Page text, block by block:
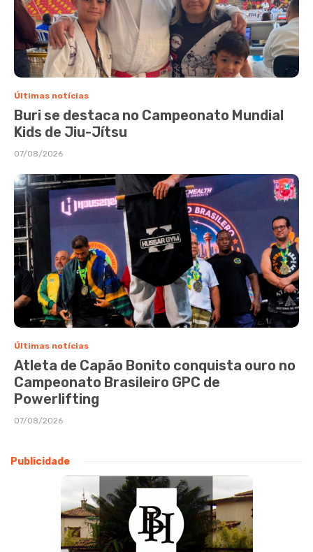
Últimas notícias
Buri se destaca no Campeonato Mundial
Kids de Jiu-Jítsu
07/08/2026
Últimas notícias
Atleta de Capão Bonito conquista ouro no
Campeonato Brasileiro GPC de
Powerlifting
07/08/2026
Publicidade